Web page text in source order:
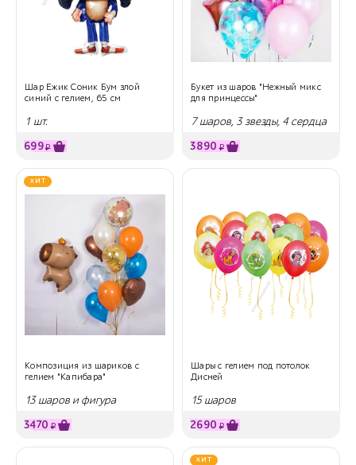
Шар Ежик Соник Бум злой
синий с гелием, 65 см
1 шт.
699₽
Букет из шаров "Нежный микс
для принцессы"
7 шаров, 3 звезды, 4 сердца
3890 ₽
ХИТ
Композиция из шариков с
гелием "Капибара"
13 шаров и фигура
3470 ₽
Шары с гелием под потолок
Дисней
15 шаров
2690 ₽
ХИТ